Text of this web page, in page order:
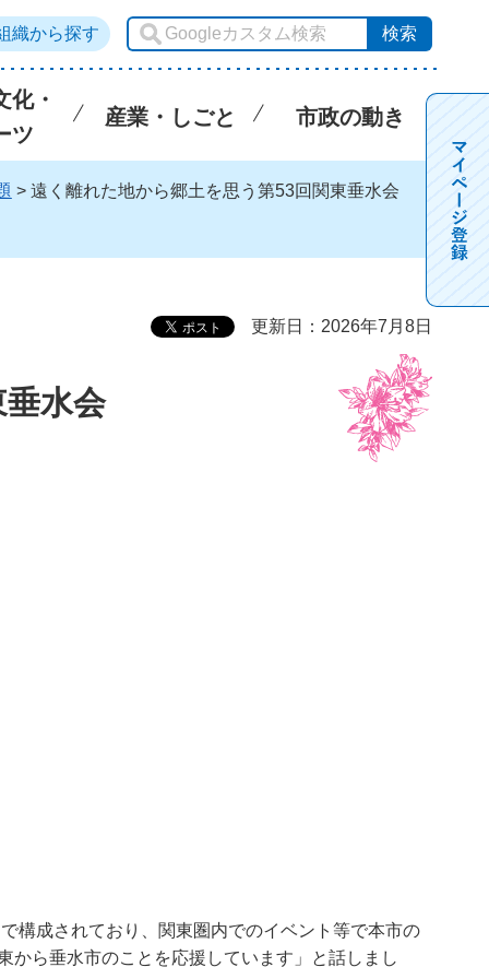
織から探す
化・
ツ
産業・しごと 市政の動き
> 遠く離れた地から郷土を思う第53回関東垂水会
更新日：2026年7月8日
水会
構成されており、関東圏内でのイベント等で本市の
から垂水市のことを応援しています」と話しまし